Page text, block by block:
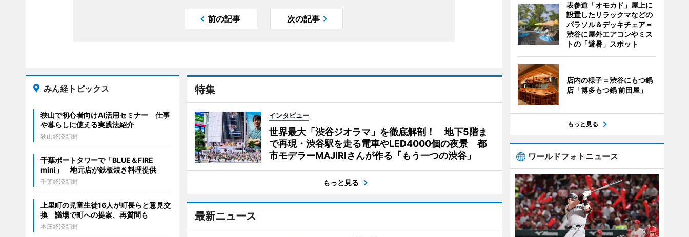
前の記事 次の記事
特集
インタビュー
世界最大「渋谷ジオラマ」を徹底解剖！ 地下5階ま
で再現・渋谷駅を走る電車やLED4000個の夜景 都
市モデラーMAJIRIさんが作る「もう一つの渋谷」
もっと見る
最新ニュース
みん経トピックス
狭山で初心者向けAI活用セミナー 仕事
や暮らしに使える実践法紹介
狭山経済新聞
千葉ポートタワーで「BLUE＆FIRE
mini」 地元店が鉄板焼き料理提供
千葉経済新聞
上里町の児童生徒16人が町長らと意見交
換 議場で町への提案、再質問も
本庄経済新聞
表参道「オモカド」屋上に
設置したリラックマなどの
パラソル＆デッキチェア＝
渋谷に屋外エアコンやミス
トの「避暑」スポット
店内の様子＝渋谷にもつ鍋
店「博多もつ鍋 前田屋」
もっと見る
ワールドフォトニュース